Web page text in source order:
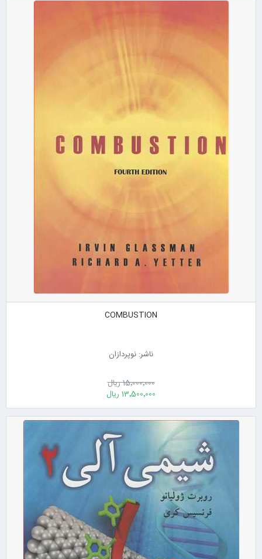
COMBUSTION
ناشر: نوپردازان
15٬000٬000 ریال
13٬500٬000 ریال